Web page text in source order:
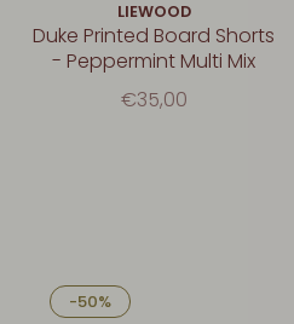
LIEWOOD
Duke Printed Board Shorts
- Peppermint Multi Mix
€35,00
-50%